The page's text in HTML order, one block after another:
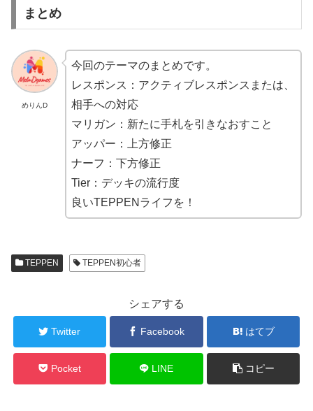
まとめ
めりんD
今回のテーマのまとめです。
レスポンス：アクティブレスポンスまたは、
相手への対応
マリガン：新たに手札を引きなおすこと
アッパー：上方修正
ナーフ：下方修正
Tier：デッキの流行度
良いTEPPENライフを！
TEPPEN TEPPEN初心者
シェアする
Twitter Facebook はてブ
Pocket LINE コピー